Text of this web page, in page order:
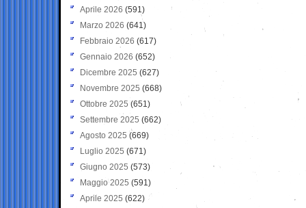
Aprile 2026 (591)
Marzo 2026 (641)
Febbraio 2026 (617)
Gennaio 2026 (652)
Dicembre 2025 (627)
Novembre 2025 (668)
Ottobre 2025 (651)
Settembre 2025 (662)
Agosto 2025 (669)
Luglio 2025 (671)
Giugno 2025 (573)
Maggio 2025 (591)
Aprile 2025 (622)